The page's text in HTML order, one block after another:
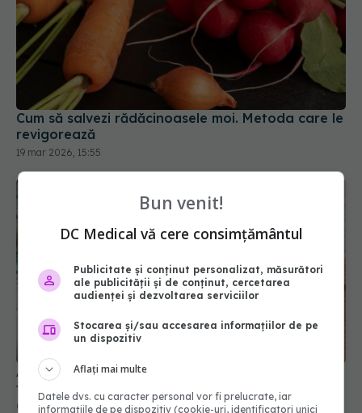
Cum să salvezi rădăcinoasele moi. Metoda care le
revigorează
19 mar 2026, 15:55
Ai găsit mucegai pe o felie de pâine? Uite de ce
trebuie să arunci toată pâinea
05 mar 2026, 20:09
Bun venit!
DC Medical vă cere consimțământul
Publicitate și conținut personalizat, măsurători
ale publicității și de conținut, cercetarea
audienței și dezvoltarea serviciilor
Stocarea și/sau accesarea informațiilor de pe
un dispozitiv
Aflați mai multe
Datele dvs. cu caracter personal vor fi prelucrate, iar
informațiile de pe dispozitiv (cookie-uri, identificatori unici